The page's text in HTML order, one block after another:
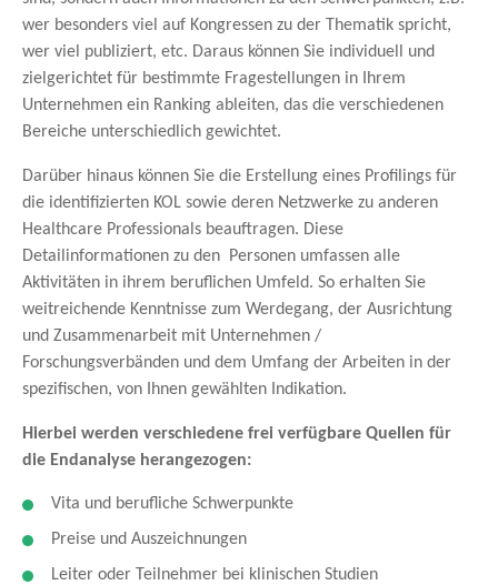
wer besonders viel auf Kongressen zu der Thematik spricht,
wer viel publiziert, etc. Daraus können Sie individuell und
zielgerichtet für bestimmte Fragestellungen in Ihrem
Unternehmen ein Ranking ableiten, das die verschiedenen
Bereiche unterschiedlich gewichtet.
Darüber hinaus können Sie die Erstellung eines Profilings für
die identifizierten KOL sowie deren Netzwerke zu anderen
Healthcare Professionals beauftragen. Diese
Detailinformationen zu den Personen umfassen alle
Aktivitäten in ihrem beruflichen Umfeld. So erhalten Sie
weitreichende Kenntnisse zum Werdegang, der Ausrichtung
und Zusammenarbeit mit Unternehmen /
Forschungsverbänden und dem Umfang der Arbeiten in der
spezifischen, von Ihnen gewählten Indikation.
Hierbei werden verschiedene frei verfügbare Quellen für
die Endanalyse herangezogen:
Vita und berufliche Schwerpunkte
Preise und Auszeichnungen
Leiter oder Teilnehmer bei klinischen Studien